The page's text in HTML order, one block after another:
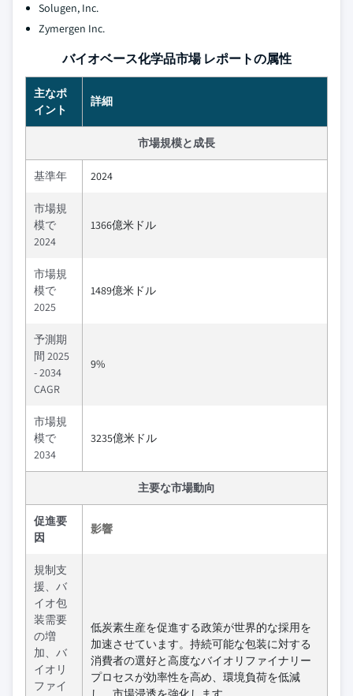
Solugen, Inc.
Zymergen Inc.
バイオベース化学品市場 レポートの属性
主なポ
イント
詳細
市場規模と成長
基準年 2024
市場規
模で
2024
1366億米ドル
市場規
模で
2025
1489億米ドル
予測期
間 2025
- 2034
CAGR
9%
市場規
模で
2034
3235億米ドル
主要な市場動向
促進要
因
影響
規制支
援、バ
イオ包
装需要
の増
加、バ
イオリ
ファイ
低炭素生産を促進する政策が世界的な採用を
加速させています。持続可能な包装に対する
消費者の選好と高度なバイオリファイナリー
プロセスが効率性を高め、環境負荷を低減